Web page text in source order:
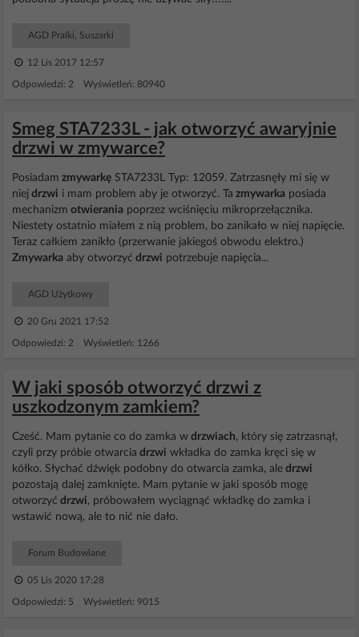
AGD Pralki, Suszarki
12 Lis 2017 12:57
Odpowiedzi: 2 Wyświetleń: 80940
Smeg STA7233L - jak otworzyć awaryjnie
drzwi w zmywarce?
Posiadam zmywarkę STA7233L Typ: 12059. Zatrzasnęły mi się w
niej drzwi i mam problem aby je otworzyć. Ta zmywarka posiada
mechanizm otwierania poprzez wciśnięciu mikroprzełącznika.
Niestety ostatnio miałem z nią problem, bo zanikało w niej napięcie.
Teraz całkiem zanikło (przerwanie jakiegoś obwodu elektro.)
Zmywarka aby otworzyć drzwi potrzebuje napięcia...
AGD Użytkowy
20 Gru 2021 17:52
Odpowiedzi: 2 Wyświetleń: 1266
W jaki sposób otworzyć drzwi z
uszkodzonym zamkiem?
Cześć. Mam pytanie co do zamka w drzwiach, który się zatrzasnął,
czyli przy próbie otwarcia drzwi wkładka do zamka kręci się w
kółko. Słychać dźwięk podobny do otwarcia zamka, ale drzwi
pozostają dalej zamknięte. Mam pytanie w jaki sposób mogę
otworzyć drzwi, próbowałem wyciągnąć wkładkę do zamka i
wstawić nową, ale to nić nie dało.
Forum Budowlane
05 Lis 2020 17:28
Odpowiedzi: 5 Wyświetleń: 9015